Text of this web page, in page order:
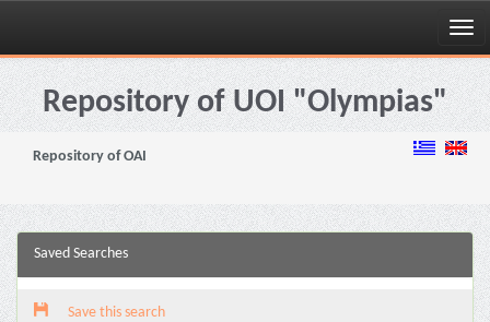
Skip
navigationRepository of UOI "Olympias"
Repository of OAI
Saved Searches
Save this search